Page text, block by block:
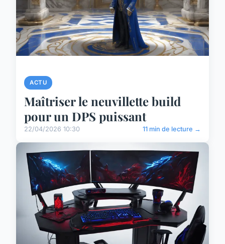
ACTU
Maîtriser le neuvillette build
pour un DPS puissant
22/04/2026 10:30 11 min de lecture →